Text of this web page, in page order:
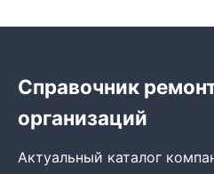
Справочник
организаций
Актуальный каталог